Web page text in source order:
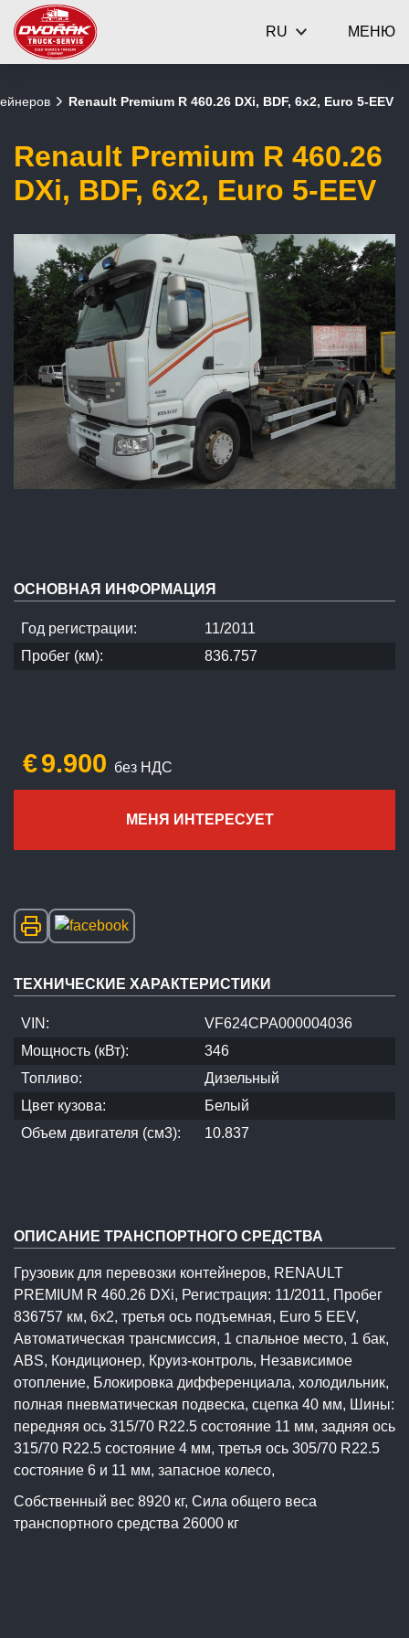
МЕНЮ
RU
Renault Premium R 460.26 DXi, BDF, 6x2, Euro 5-EEV
Renault Premium R 460.26
DXi, BDF, 6x2, Euro 5-EEV
€9.900 без НДС
МЕНЯ ИНТЕРЕСУЕТ
ОСНОВНАЯ ИНФОРМАЦИЯ
Год регистрации:
11/2011
Пробег (км):
836.757
ТЕХНИЧЕСКИЕ ХАРАКТЕРИСТИКИ
VIN:
VF624CPA000004036
Мощность (кВт):
346
Топливо:
Дизельный
Цвет кузова:
Белый
Объем двигателя (см3):
10.837
ОПИСАНИЕ ТРАНСПОРТНОГО СРЕДСТВА
Грузовик для перевозки контейнеров, RENAULT
PREMIUM R 460.26 DXi, Регистрация: 11/2011, Пробег
836757 км, 6x2, третья ось подъемная, Euro 5 EEV,
Автоматическая трансмиссия, 1 спальное место, 1 бак,
ABS, Кондиционер, Круиз-контроль, Независимое
отопление, Блокировка дифференциала, холодильник,
полная пневматическая подвеска, сцепка 40 мм, Шины:
передняя ось 315/70 R22.5 состояние 11 мм, задняя ось
315/70 R22.5 состояние 4 мм, третья ось 305/70 R22.5
состояние 6 и 11 мм, запасное колесо,
Собственный вес 8920 кг, Сила общего веса
транспортного средства 26000 кг